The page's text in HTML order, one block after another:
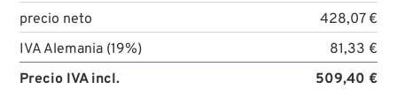
precio neto
428,07 €
IVA Alemania (19%)
81,33 €
Precio IVA incl.
509,40 €